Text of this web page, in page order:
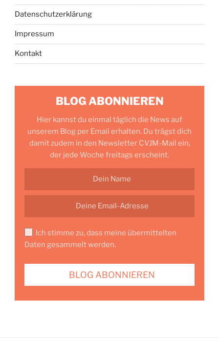
Datenschutzerklärung
Impressum
Kontakt
BLOG ABONNIEREN
Hier kannst du einmal täglich die News auf
unserem Blog per Email erhalten. Du trägst dich
damit zudem in den Newsletter CVJM-Mail ein,
der jede Woche freitags erscheint.
Ich stimme zu, dass meine übermittelten
Daten gesammelt werden.